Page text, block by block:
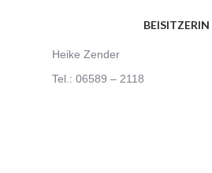
BEISITZERIN
Heike Zender
Tel.: 06589 – 2118